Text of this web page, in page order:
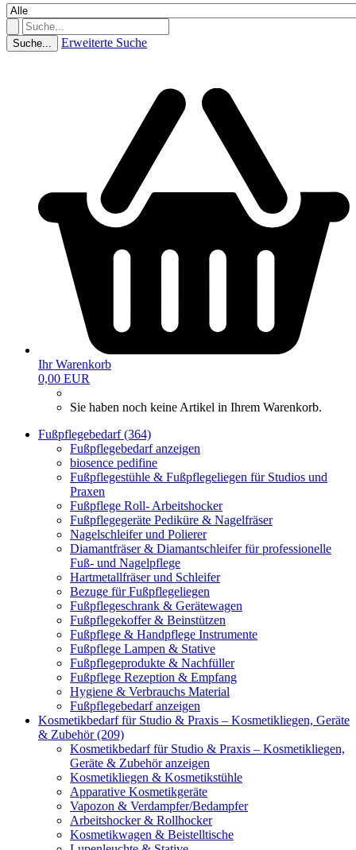
Suche... Erweiterte Suche
Ihr Warenkorb
0,00 EUR
Sie haben noch keine Artikel in Ihrem Warenkorb.
Fußpflegebedarf (364)
Fußpflegebedarf anzeigen
biosence pedifine
Fußpflegestühle & Fußpflegeliegen für Studios und
Praxen
Fußpflege Roll- Arbeitshocker
Fußpflegegeräte Pediküre & Nagelfräser
Nagelschleifer und Polierer
Diamantfräser & Diamantschleifer für professionelle
Fuß- und Nagelpflege
Hartmetallfräser und Schleifer
Bezuge für Fußpflegeliegen
Fußpflegeschrank & Gerätewagen
Fußpflegekoffer & Beinstützen
Fußpflege & Handpflege Instrumente
Fußpflege Lampen & Stative
Fußpflegeprodukte & Nachfüller
Fußpflege Rezeption & Empfang
Hygiene & Verbrauchs Material
Fußpflegebedarf anzeigen
Kosmetikbedarf für Studio & Praxis – Kosmetikliegen, Geräte
& Zubehör (209)
Kosmetikbedarf für Studio & Praxis – Kosmetikliegen,
Geräte & Zubehör anzeigen
Kosmetikliegen & Kosmetikstühle
Apparative Kosmetikgeräte
Vapozon & Verdampfer/Bedampfer
Arbeitshocker & Rollhocker
Kosmetikwagen & Beistelltische